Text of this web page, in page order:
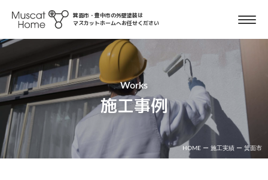
箕面市・豊中市の外壁塗装は
マスカットホームへお任せください
Works
施工事例
HOME ー 施工実績 ー 箕面市